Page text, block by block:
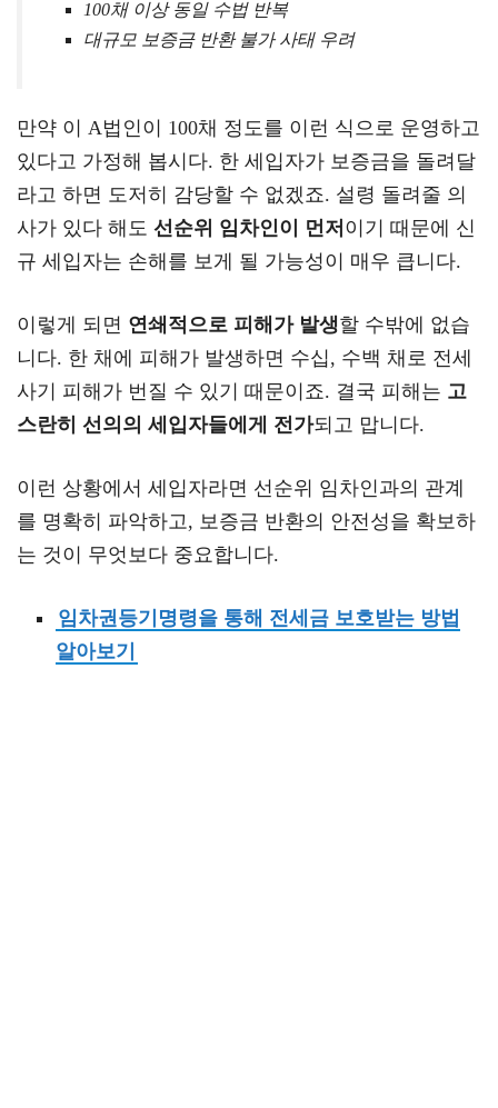
100채 이상 동일 수법 반복
대규모 보증금 반환 불가 사태 우려
만약 이 A법인이 100채 정도를 이런 식으로 운영하고
있다고 가정해 봅시다. 한 세입자가 보증금을 돌려달
라고 하면 도저히 감당할 수 없겠죠. 설령 돌려줄 의
사가 있다 해도 선순위 임차인이 먼저 이기 때문에 신
규 세입자는 손해를 보게 될 가능성이 매우 큽니다.
이렇게 되면 연쇄적으로 피해가 발생할 수밖에 없습
니다. 한 채에 피해가 발생하면 수십, 수백 채로 전세
사기 피해가 번질 수 있기 때문이죠. 결국 피해는 고
스란히 선의의 세입자들에게 전가되고 맙니다.
이런 상황에서 세입자라면 선순위 임차인과의 관계
를 명확히 파악하고, 보증금 반환의 안전성을 확보하
는 것이 무엇보다 중요합니다.
임차권등기명령을 통해 전세금 보호받는 방법
알아보기